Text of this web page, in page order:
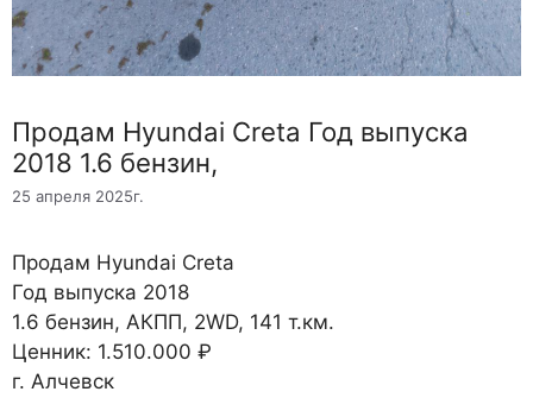
Продам Hyundai Creta Год выпуска
2018 1.6 бензин,
25 апреля 2025г.
Продам Hyundai Creta
Год выпуска 2018
1.6 бензин, АКПП, 2WD, 141 т.км.
Ценник: 1.510.000 ₽
г. Алчевск